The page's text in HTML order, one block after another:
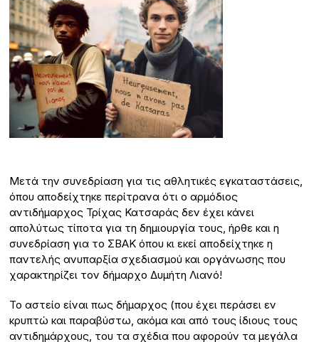
Μετά την συνεδρίαση για τις αθλητικές εγκαταστάσεις,
όπου αποδείχτηκε περίτρανα ότι ο αρμόδιος
αντιδήμαρχος Τρίχας Κατσαράς δεν έχει κάνει
απολύτως τίποτα για τη δημιουργία τους, ήρθε και η
συνεδρίαση για το ΣΒΑΚ όπου κι εκεί αποδείχτηκε η
παντελής ανυπαρξία σχεδιασμού και οργάνωσης που
χαρακτηρίζει τον δήμαρχο Δυμήτη Λιανό!
Το αστείο είναι πως δήμαρχος (που έχει περάσει εν
κρυπτώ και παραβύστω, ακόμα και από τους ίδιους τους
αντιδημάρχους, του τα σχέδια που αφορούν τα μεγάλα